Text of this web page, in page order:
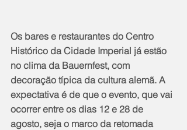
Os bares e restaurantes do Centro
Histórico da Cidade Imperial já estão
no clima da Bauernfest, com
decoração típica da cultura alemã. A
expectativa é de que o evento, que vai
ocorrer entre os dias 12 e 28 de
agosto, seja o marco da retomada